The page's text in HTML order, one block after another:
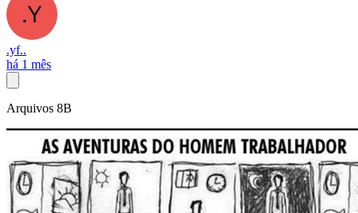
.yf..
há 1 mês
Arquivos 8B